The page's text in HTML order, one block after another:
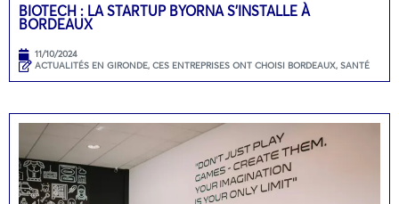
BIOTECH : LA STARTUP BYORNA S’INSTALLE À
BORDEAUX
11/10/2024
ACTUALITÉS EN GIRONDE, CES ENTREPRISES ONT CHOISI BORDEAUX, SANTÉ